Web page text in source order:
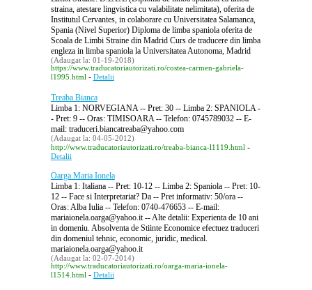
straina, atestare lingvistica cu valabilitate nelimitata), oferita de
Institutul Cervantes, in colaborare cu Universitatea Salamanca,
Spania (Nivel Superior) Diploma de limba spaniola oferita de
Scoala de Limbi Straine din Madrid Curs de traducere din limba
engleza in limba spaniola la Universitatea Autonoma, Madrid
(Adaugat la: 01-19-2018)
https://www.traducatoriautorizati.ro/costea-carmen-gabriela-
l1995.html- Detalii
Treaba Bianca
Limba 1: NORVEGIANA -- Pret: 30 -- Limba 2: SPANIOLA -
- Pret: 9 -- Oras: TIMISOARA -- Telefon: 0745789032 -- E-
mail: traduceri.biancatreaba@yahoo.com
(Adaugat la: 04-05-2012)
http://www.traducatoriautorizati.ro/treaba-bianca-l1119.html-
Detalii
Oarga Maria Ionela
Limba 1: Italiana -- Pret: 10-12 -- Limba 2: Spaniola -- Pret: 10-
12 -- Face si Interpretariat? Da -- Pret informativ: 50/ora --
Oras: Alba Iulia -- Telefon: 0740-476653 -- E-mail:
mariaionela.oarga@yahoo.it -- Alte detalii: Experienta de 10 ani
in domeniu. Absolventa de Stiinte Economice efectuez traduceri
din domeniul tehnic, economic, juridic, medical.
mariaionela.oarga@yahoo.it
(Adaugat la: 02-07-2014)
http://www.traducatoriautorizati.ro/oarga-maria-ionela-
l1514.html- Detalii